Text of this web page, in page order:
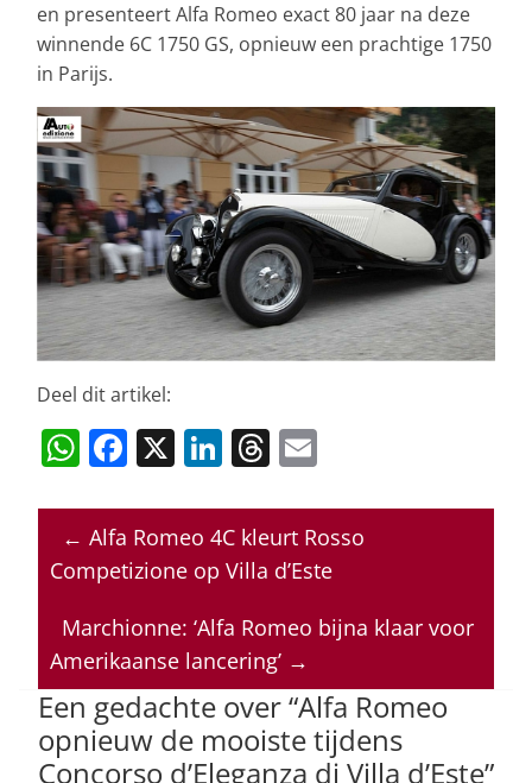
en presenteert Alfa Romeo exact 80 jaar na deze
winnende 6C 1750 GS, opnieuw een prachtige 1750
in Parijs.
Deel dit artikel:
W
at
s
A
p
p
F
c
e
o
o
k
X Li
k
e
n
T
re
a
s
ai
l
← Alfa Romeo 4C kleurt Rosso
Competizione op Villa d’Este
Marchionne: ‘Alfa Romeo bijna klaar voor
Amerikaanse lancering’ →
Een gedachte over “Alfa Romeo
opnieuw de mooiste tijdens
Concorso d’Eleganza di Villa d’Este”